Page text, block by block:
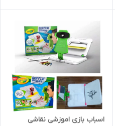
اسباب بازی اموزشی نقاشی